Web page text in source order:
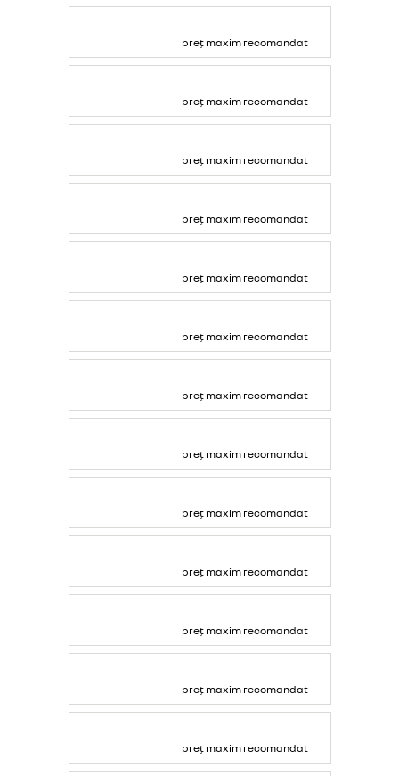
preț maxim recomandat
preț maxim recomandat
preț maxim recomandat
preț maxim recomandat
preț maxim recomandat
preț maxim recomandat
preț maxim recomandat
preț maxim recomandat
preț maxim recomandat
preț maxim recomandat
preț maxim recomandat
preț maxim recomandat
preț maxim recomandat